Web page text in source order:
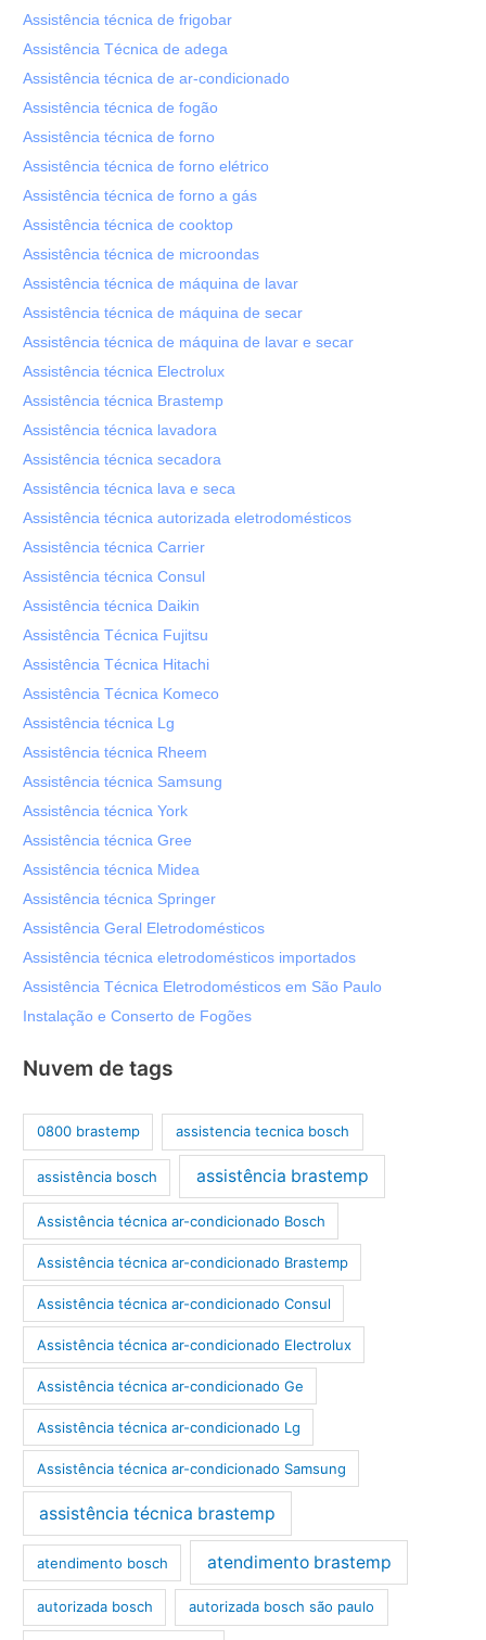
Assistência técnica de frigobar
Assistência Técnica de adega
Assistência técnica de ar-condicionado
Assistência técnica de fogão
Assistência técnica de forno
Assistência técnica de forno elétrico
Assistência técnica de forno a gás
Assistência técnica de cooktop
Assistência técnica de microondas
Assistência técnica de máquina de lavar
Assistência técnica de máquina de secar
Assistência técnica de máquina de lavar e secar
Assistência técnica Electrolux
Assistência técnica Brastemp
Assistência técnica lavadora
Assistência técnica secadora
Assistência técnica lava e seca
Assistência técnica autorizada eletrodomésticos
Assistência técnica Carrier
Assistência técnica Consul
Assistência técnica Daikin
Assistência Técnica Fujitsu
Assistência Técnica Hitachi
Assistência Técnica Komeco
Assistência técnica Lg
Assistência técnica Rheem
Assistência técnica Samsung
Assistência técnica York
Assistência técnica Gree
Assistência técnica Midea
Assistência técnica Springer
Assistência Geral Eletrodomésticos
Assistência técnica eletrodomésticos importados
Assistência Técnica Eletrodomésticos em São Paulo
Instalação e Conserto de Fogões
Nuvem de tags
0800 brastemp assistencia tecnica bosch
assistência bosch assistência brastemp
Assistência técnica ar-condicionado Bosch
Assistência técnica ar-condicionado Brastemp
Assistência técnica ar-condicionado Consul
Assistência técnica ar-condicionado Electrolux
Assistência técnica ar-condicionado Ge
Assistência técnica ar-condicionado Lg
Assistência técnica ar-condicionado Samsung
assistência técnica brastemp
atendimento bosch atendimento brastemp
autorizada bosch autorizada bosch são paulo